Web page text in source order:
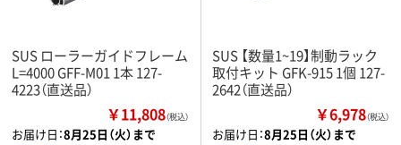
SUS ローラーガイドフレーム
L=4000 GFF-M01 1本 127-
4223（直送品）
￥11,808（税込）
お届け日：8月25日（火）まで
SUS 【数量1~19】制動ラック
取付キット GFK-915 1個 127-
2642（直送品）
￥6,978（税込）
お届け日：8月25日（火）まで